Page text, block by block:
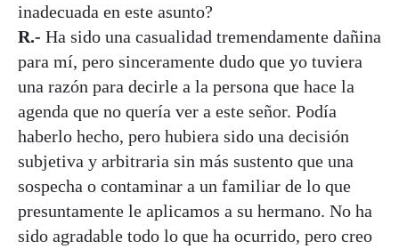
inadecuada en este asunto?
R.- Ha sido una casualidad tremendamente dañina
para mí, pero sinceramente dudo que yo tuviera
una razón para decirle a la persona que hace la
agenda que no quería ver a este señor. Podía
haberlo hecho, pero hubiera sido una decisión
subjetiva y arbitraria sin más sustento que una
sospecha o contaminar a un familiar de lo que
presuntamente le aplicamos a su hermano. No ha
sido agradable todo lo que ha ocurrido, pero creo